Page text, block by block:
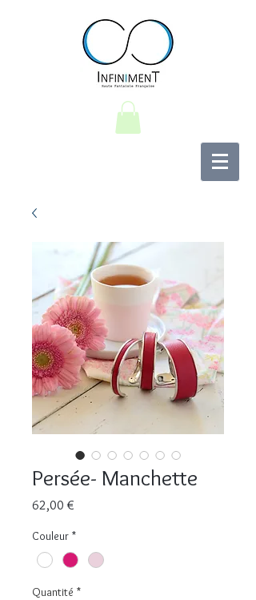
Persée- Manchette
62,00 €
Couleur *
Quantité *